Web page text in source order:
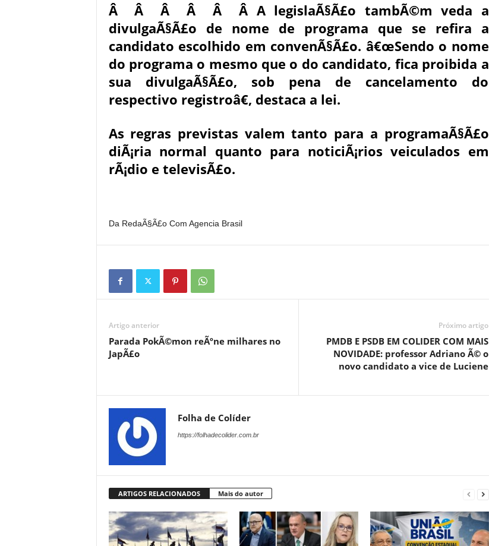
Â Â Â Â Â Â A legislaÃ§Ã£o tambÃ©m veda a
divulgaÃ§Ã£o de nome de programa que se refira a
candidato escolhido em convenÃ§Ã£o. â€œSendo o nome
do programa o mesmo que o do candidato, fica proibida a
sua divulgaÃ§Ã£o, sob pena de cancelamento do
respectivo registroâ€, destaca a lei.
As regras previstas valem tanto para a programaÃ§Ã£o
diÃ¡ria normal quanto para noticiÃ¡rios veiculados em
rÃ¡dio e televisÃ£o.
Da RedaÃ§Ã£o Com Agencia Brasil
Artigo anterior
Parada PokÃ©mon reÃºne milhares no
JapÃ£o
Próximo artigo
PMDB E PSDB EM COLIDER COM MAIS
NOVIDADE: professor Adriano Ã© o
novo candidato a vice de Luciene
Folha de Colíder
https://folhadecolider.com.br
ARTIGOS RELACIONADOS Mais do autor